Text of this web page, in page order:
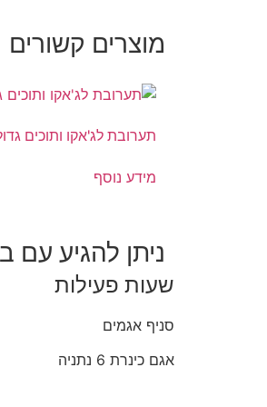
מוצרים קשורים
תערובת לג'אקו ותוכים
מידע נוסף
ניתן להגיע עם
שעות פעילות
סניף אגמים
אגם כינרת 6 נתניה